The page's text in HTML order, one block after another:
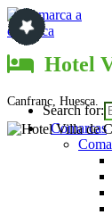
Saltar
al
contenido
Comarca
Search for:
Comarcas
Hotel
Canfranc, Huesca.